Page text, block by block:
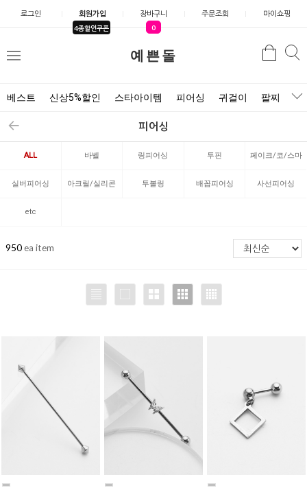
로그인 회원가입
4종할인쿠폰
장바구니
0
주문조회 마이쇼핑
예쁜돌
메
검
베스트 신상5%할인 스타아이템 피어싱 귀걸이 팔찌 목
피어싱
ALL 바벨 링피어싱 투핀 페이크/코/스마
일리
실버피어싱 아크릴/실리콘 투볼링 배꼽피어싱 사선피어싱
etc
950ea item